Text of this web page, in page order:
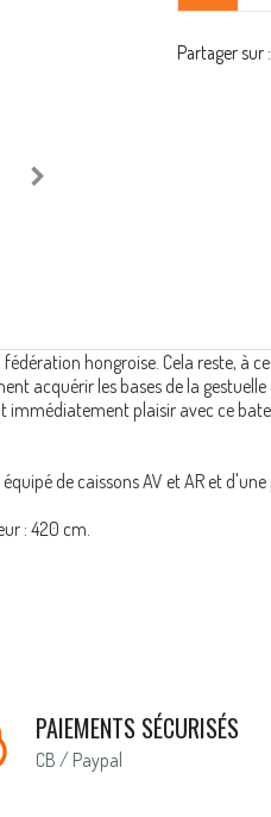
fédération hongroise. Cela reste,
acquérir les bases de la gestuelle
immédiatement plaisir avec ce
de caissons AV et AR et
: 420 cm.
Partager sur :
PAIEMENTS SÉCURISÉS
CB / Paypal